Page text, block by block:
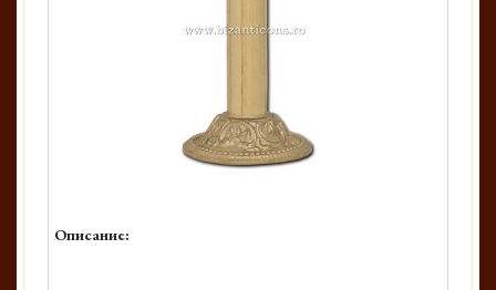
Описание: